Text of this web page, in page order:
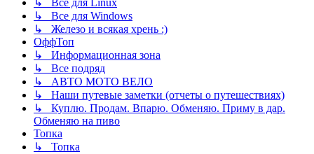
↳ Все для Linux
↳ Все для Windows
↳ Железо и всякая хрень :)
ОффТоп
↳ Информационная зона
↳ Все подряд
↳ АВТО МОТО ВЕЛО
↳ Наши путевые заметки (отчеты о путешествиях)
↳ Куплю. Продам. Впарю. Обменяю. Приму в дар.
Обменяю на пиво
Топка
↳ Топка